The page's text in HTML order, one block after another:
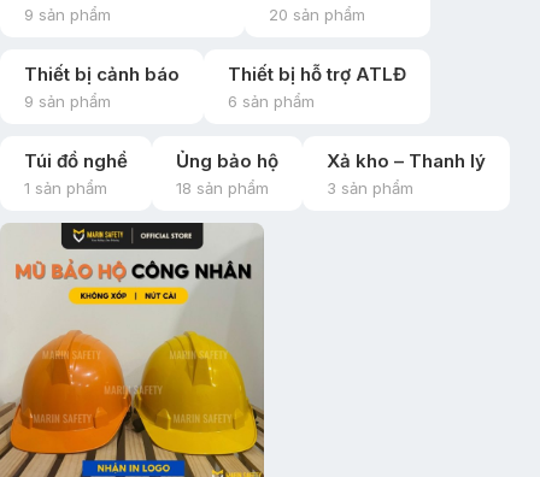
9 sản phẩm 20 sản phẩm
Thiết bị cảnh báo
9 sản phẩm
Thiết bị hỗ trợ ATLĐ
6 sản phẩm
Túi đồ nghề
1 sản phẩm
Ủng bảo hộ
18 sản phẩm
Xả kho – Thanh lý
3 sản phẩm